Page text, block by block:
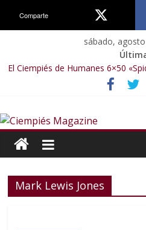
sábado,
El Ciempiés de Humanes 6×50
final de la sexta temporada»
El Ciempiés de Humanes 6×49
El Ciempiés de Humanes 6×47 «De
El Ciempiés de Humanes 6×46
Mark Lewis Jones
Comparte